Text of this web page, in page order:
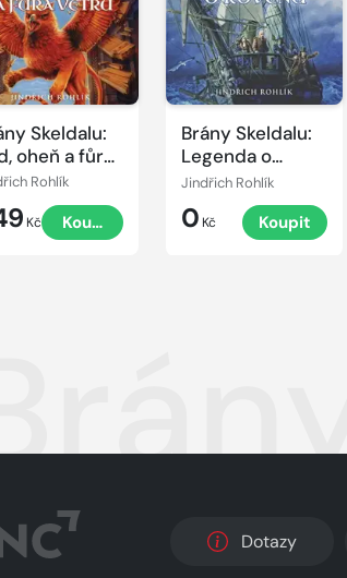
Skeldalu:
oheň a fůra
Rohlík
Kč Koupit
Brány Skeldalu:
Legenda o
Rovenu
Jindřich Rohlík
0 Kč Koupit
Dotazy